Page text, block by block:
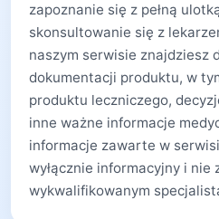
zapoznanie się z pełną
skonsultowanie się z
naszym serwisie znajdziesz
dokumentacji produktu, w
produktu leczniczego,
inne ważne informacje
informacje zawarte w
wyłącznie informacyjny i
wykwalifikowanym